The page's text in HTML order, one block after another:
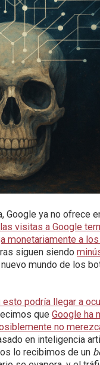
Google ya no
visitas a Google
monetariamente a
siguen siendo
nuevo mundo de los
podría llegar a
queGoogle ha
no
en inteligencia
lo recibimos de un